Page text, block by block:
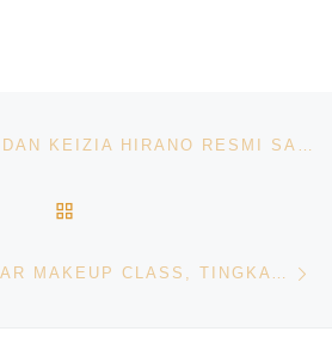
ARYA SYAPUTRA DAN KEIZIA HIRANO RESMI SANDANG GELAR ENCIK PUAN BATAM 2026
SWARA BATAM GELAR MAKEUP CLASS, TINGKATKAN KEPERCAYAAN DIRI DAN KETERAMPILAN ANGGOTA